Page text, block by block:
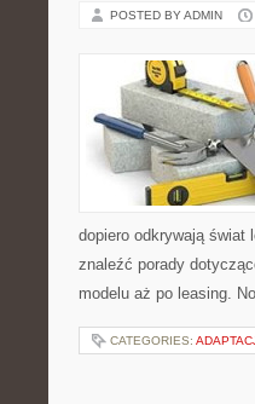
POSTED BY ADMIN
dopiero odkrywają świat
znaleźć porady
modelu aż po leasing.
CATEGORIES: